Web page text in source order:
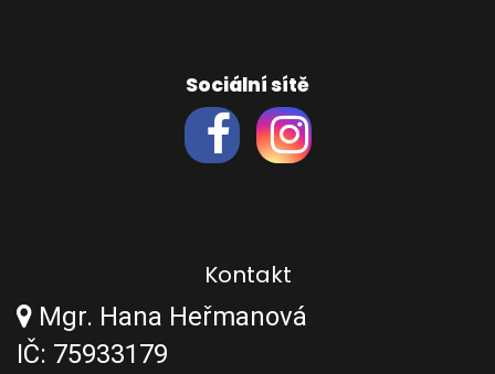
Sociální sítě
Kontakt
Mgr. Hana Heřmanová
IČ: 75933179